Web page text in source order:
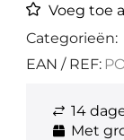
Voeg toe
Categorieën:
EAN / REF:
14
Met